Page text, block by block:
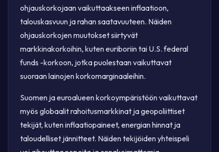
ohjauskorkojaan vaikuttaakseen inflaatioon,
talouskasvuun ja rahan saatavuuteen. Näiden
ohjauskorkojen muutokset siirtyvät
markkinakorkoihin, kuten euriboriin tai U.S. federal
funds -korkoon, jotka puolestaan vaikuttavat
suoraan lainojen korkomarginaaleihin.
Suomen ja euroalueen korkoympäristöön vaikuttavat
myös globaalit rahoitusmarkkinat ja geopoliittiset
tekijät, kuten inflaatiopaineet, energian hinnat ja
taloudelliset jännitteet. Näiden tekijöiden yhteispeli